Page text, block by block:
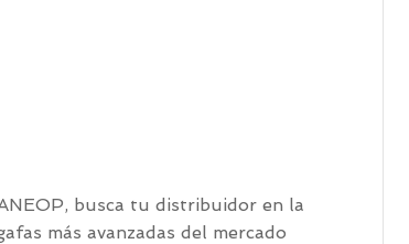
busca tu distribuidor en la
más avanzadas del mercado